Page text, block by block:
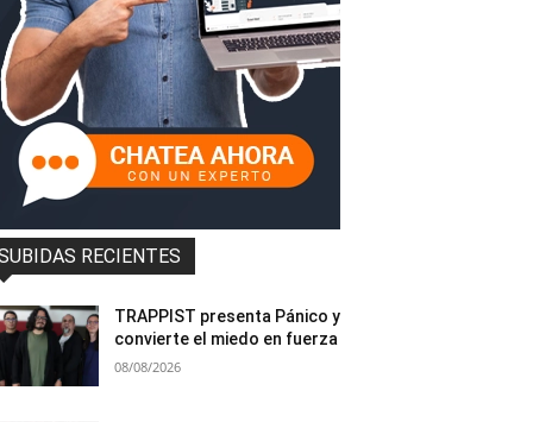
RECIENTES
TRAPPIST presenta Pánico y
convierte el miedo en fuerza
08/08/2026